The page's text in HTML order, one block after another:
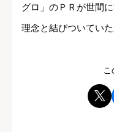
グロ」のＰＲが世間
理念と結びついていた
こ